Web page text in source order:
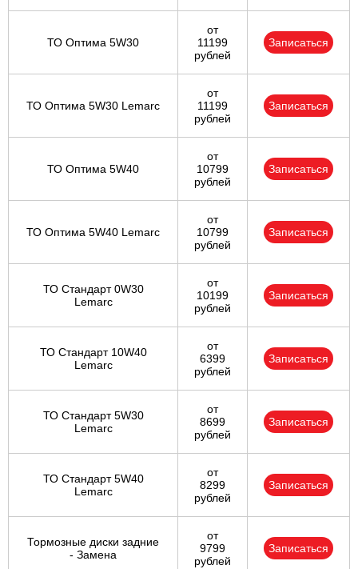
ТО Оптима 5W30
от
11199
рублей
Записаться
ТО Оптима 5W30 Lemarc
от
11199
рублей
Записаться
ТО Оптима 5W40
от
10799
рублей
Записаться
ТО Оптима 5W40 Lemarc
от
10799
рублей
Записаться
ТО Стандарт 0W30
Lemarc
от
10199
рублей
Записаться
ТО Стандарт 10W40
Lemarc
от
6399
рублей
Записаться
ТО Стандарт 5W30
Lemarc
от
8699
рублей
Записаться
ТО Стандарт 5W40
Lemarc
от
8299
рублей
Записаться
Тормозные диски задние
- Замена
от
9799
рублей
Записаться